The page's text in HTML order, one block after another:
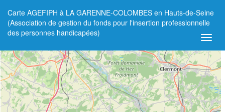
Carte AGEFIPH à LA GARENNE-COLOMBES en Hauts-de-Seine
(Association de gestion du fonds pour l'insertion professionnelle
des personnes handicapées)
+
−